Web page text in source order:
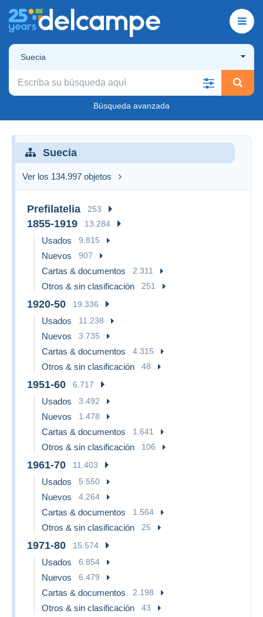
Suecia
Búsqueda avanzada
Suecia
Ver los 134.997 objetos
Prefilatelia 253
1855-1919 13.284
Usados 9.815
Nuevos 907
Cartas & documentos 2.311
Otros & sin clasificación 251
1920-50 19.336
Usados 11.238
Nuevos 3.735
Cartas & documentos 4.315
Otros & sin clasificación 48
1951-60 6.717
Usados 3.492
Nuevos 1.478
Cartas & documentos 1.641
Otros & sin clasificación 106
1961-70 11.403
Usados 5.550
Nuevos 4.264
Cartas & documentos 1.564
Otros & sin clasificación 25
1971-80 15.574
Usados 6.854
Nuevos 6.479
Cartas & documentos 2.198
Otros & sin clasificación 43